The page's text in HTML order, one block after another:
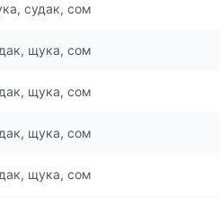
судак, сом
щука, сом
щука, сом
щука, сом
щука, сом